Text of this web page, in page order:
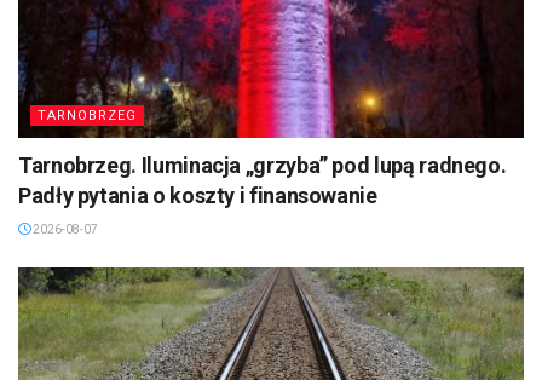
TARNOBRZEG
Tarnobrzeg. Iluminacja „grzyba” pod lupą radnego.
Padły pytania o koszty i finansowanie
2026-08-07